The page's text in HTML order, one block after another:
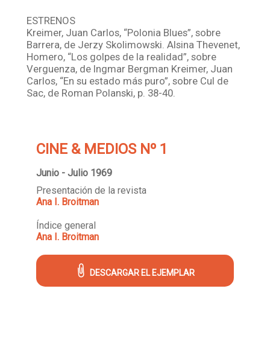
ESTRENOS
Kreimer, Juan Carlos, “Polonia Blues”, sobre
Barrera, de Jerzy Skolimowski. Alsina Thevenet,
Homero, “Los golpes de la realidad”, sobre
Verguenza, de Ingmar Bergman Kreimer, Juan
Carlos, “En su estado más puro”, sobre Cul de
Sac, de Roman Polanski, p. 38-40.
CINE & MEDIOS Nº 1
Junio - Julio 1969
Presentación de la revista
Ana I. Broitman
Índice general
Ana I. Broitman
DESCARGAR EL EJEMPLAR